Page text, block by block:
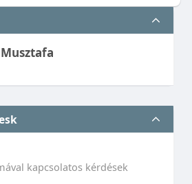
kapcsolatos kérdések